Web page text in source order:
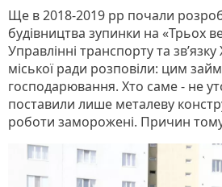
Ще в 2018-2019 рр почали
будівництва зупинки на «Трьох
Управлінні транспорту та
міської ради розповіли: цим
господарювання. Хто саме - не
поставили лише металеву
роботи заморожені. Причин тому